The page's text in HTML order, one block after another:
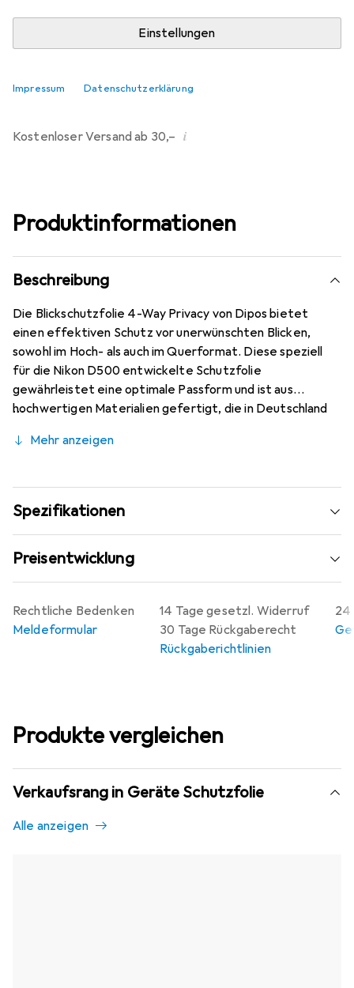
Einstellungen
Impressum Datenschutzerklärung
In den Warenkorb
Vergleichen
Kostenloser Versand ab 30,– i
Produktinformationen
Beschreibung
Die Blickschutzfolie 4-Way Privacy von Dipos bietet
einen effektiven Schutz vor unerwünschten Blicken,
sowohl im Hoch- als auch im Querformat. Diese speziell
für die Nikon D500 entwickelte Schutzfolie
gewährleistet eine optimale Passform und ist aus
hochwertigen Materialien gefertigt, die in Deutschland
Laserschnitt-Technik sorgt für eine präzise Anpassung
und langlebig ist. Zudem ist die Oberfläche kratzfest und
widerstandsfähig gegen Abrieb, was die Langlebigkeit
des Displays unterstützt. Die Montage der Folie ist
während sie jederzeit rückstandsfrei entfernt werden
kann. Diese Blickschutzfolie ist somit die ideale Lösung
Kratzern schützen möchten.
Mehr anzeigen
Spezifikationen
Preisentwicklung
14 Tage gesetzl. Widerruf
30 Tage Rückgaberecht
Rückgaberichtlinien
24
Rechtliche Bedenken
Meldeformular
Produkte vergleichen
Verkaufsrang in Geräte Schutzfolie
Alle anzeigen